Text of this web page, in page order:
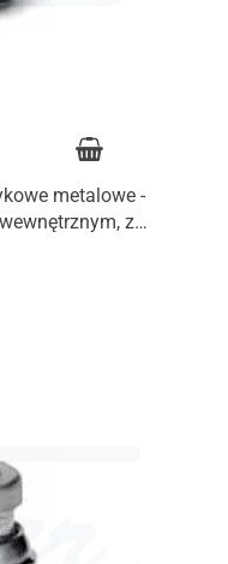
metalowe -
z